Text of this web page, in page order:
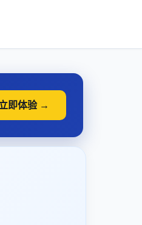
即体验 →